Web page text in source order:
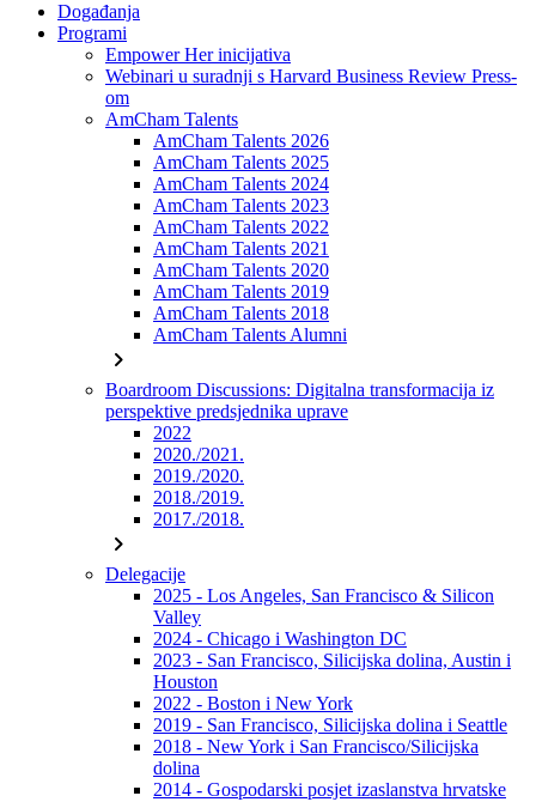
Događanja
Programi
Empower Her inicijativa
Webinari u suradnji s Harvard Business Review Press-
om
AmCham Talents
AmCham Talents 2026
AmCham Talents 2025
AmCham Talents 2024
AmCham Talents 2023
AmCham Talents 2022
AmCham Talents 2021
AmCham Talents 2020
AmCham Talents 2019
AmCham Talents 2018
AmCham Talents Alumni
chevron_right
Boardroom Discussions: Digitalna transformacija iz
perspektive predsjednika uprave
2022
2020./2021.
2019./2020.
2018./2019.
2017./2018.
chevron_right
Delegacije
2025 - Los Angeles, San Francisco & Silicon
Valley
2024 - Chicago i Washington DC
2023 - San Francisco, Silicijska dolina, Austin i
Houston
2022 - Boston i New York
2019 - San Francisco, Silicijska dolina i Seattle
2018 - New York i San Francisco/Silicijska
dolina
2014 - Gospodarski posjet izaslanstva hrvatske